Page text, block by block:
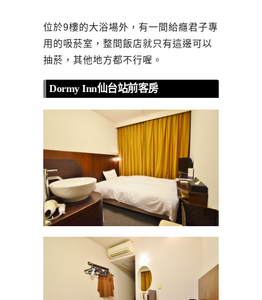
位於9樓的大浴場外，有一間給癮君子專
用的吸菸室，整間飯店就只有這邊可以
抽菸，其他地方都不行喔。
Dormy Inn仙台站前客房